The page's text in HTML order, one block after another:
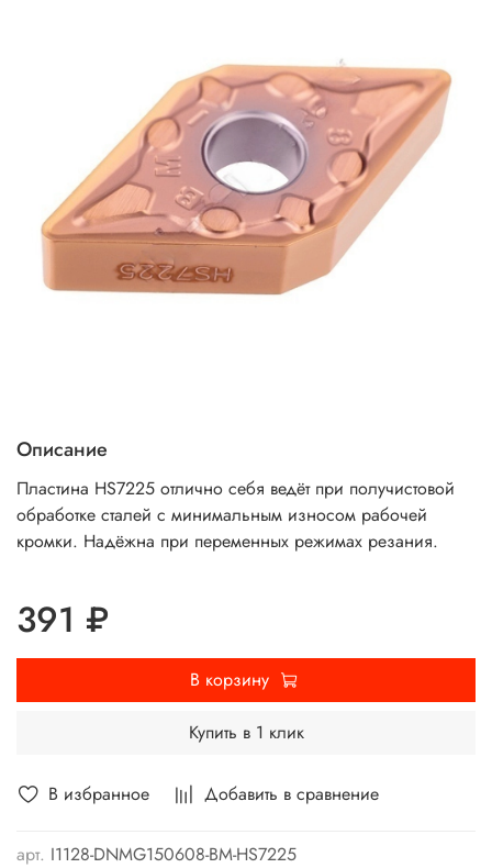
В избранное Добавить в сравнение
арт. I1128-DNMG150608-BM-HS7225
Описание
Пластина HS7225 отлично себя ведёт при получистовой
обработке сталей с минимальным износом рабочей
кромки. Надёжна при переменных режимах резания.
391 ₽
В корзину
Купить в 1 клик